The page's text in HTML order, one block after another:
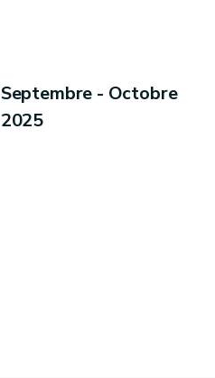
Septembre - Octobre
2025